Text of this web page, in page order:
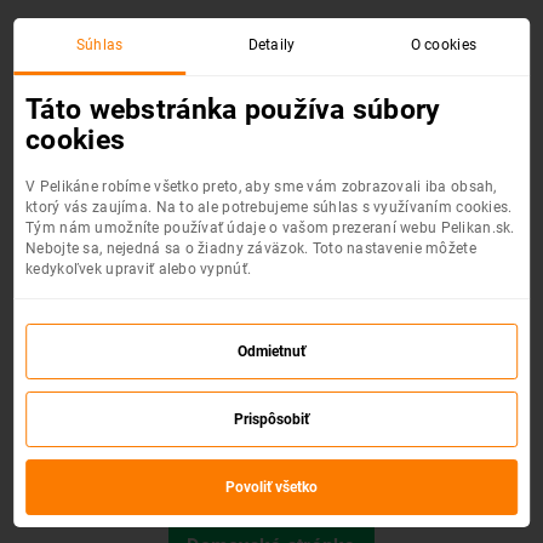
Chyba 404 :(
Požadovaná stránka nebola nájdená.
Súhlas Detaily O cookies
Táto webstránka používa súbory
cookies
V Pelikáne robíme všetko preto, aby sme vám zobrazovali iba obsah,
ktorý vás zaujíma. Na to ale potrebujeme súhlas s využívaním cookies.
Tým nám umožníte používať údaje o vašom prezeraní webu Pelikan.sk.
Nebojte sa, nejedná sa o žiadny záväzok. Toto nastavenie môžete
kedykoľvek upraviť alebo vypnúť.
Odmietnuť
Prispôsobiť
Povoliť všetko